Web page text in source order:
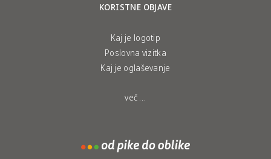
KORISTNE OBJAVE
Kaj je logotip
Poslovna vizitka
Kaj je oglaševanje
več …